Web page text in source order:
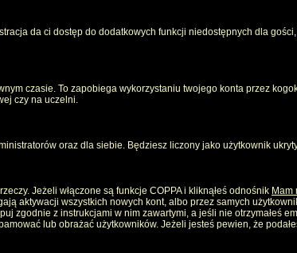
da ci dostęp do dodatkowych funkcji niedostępnych dla
czasie. To zapobiega wykorzystaniu twojego konta przez
czy na uczelni.
oraz dla siebie. Będziesz liczony jako użytkownik
Jeżeli włączone są funkcje COPPA i kliknąłeś odnośnik Mam
aktywacji wszystkich nowych kont, albo przez samych
z instrukcjami w nim zawartymi, a jeśli nie otrzymałeś
lub obrażać użytkowników. Jeżeli jesteś pewien, że